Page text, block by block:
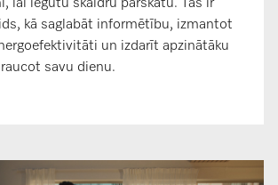
lai iegūtu skaidru pārskatu. Tas ir
kā saglabāt informētību, izmantot
un izdarīt apzinātāku
savu dienu.